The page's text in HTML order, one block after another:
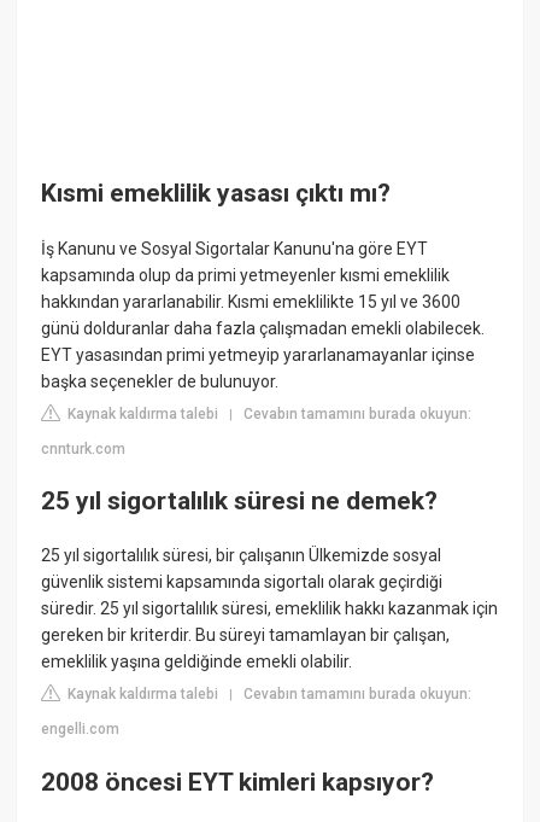
Kısmi emeklilik yasası çıktı mı?
İş Kanunu ve Sosyal Sigortalar Kanunu'na göre EYT
kapsamında olup da primi yetmeyenler kısmi emeklilik
hakkından yararlanabilir. Kısmi emeklilikte 15 yıl ve 3600
günü dolduranlar daha fazla çalışmadan emekli olabilecek.
EYT yasasından primi yetmeyip yararlanamayanlar içinse
başka seçenekler de bulunuyor.
Kaynak kaldırma talebi |Cevabın tamamını burada okuyun:
cnnturk.com
25 yıl sigortalılık süresi ne demek?
25 yıl sigortalılık süresi, bir çalışanın Ülkemizde sosyal
güvenlik sistemi kapsamında sigortalı olarak geçirdiği
süredir. 25 yıl sigortalılık süresi, emeklilik hakkı kazanmak için
gereken bir kriterdir. Bu süreyi tamamlayan bir çalışan,
emeklilik yaşına geldiğinde emekli olabilir.
Kaynak kaldırma talebi |Cevabın tamamını burada okuyun:
engelli.com
2008 öncesi EYT kimleri kapsıyor?